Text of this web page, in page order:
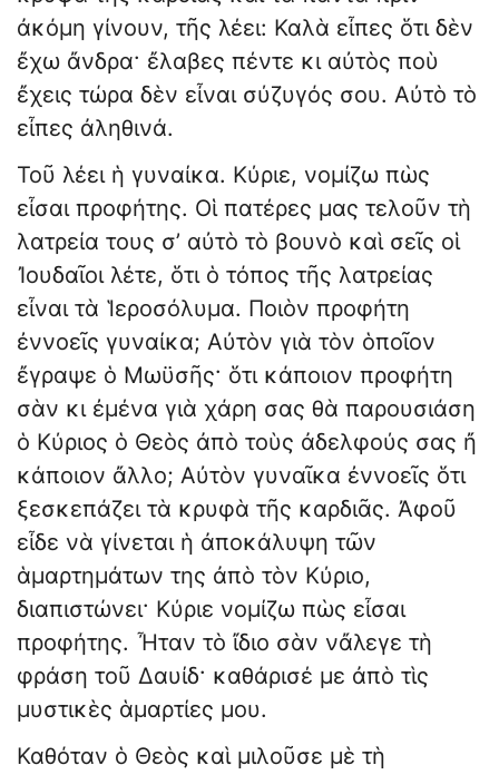
ἀκόμη γίνουν, τῆς λέει: Καλὰ εἶπες ὅτι δὲν
ἔχω ἄνδρα· ἔλαβες πέντε κι αὐτὸς ποὺ
ἔχεις τώρα δὲν εἶναι σύζυγός σου. Αὐτὸ τὸ
εἶπες ἀληθινά.
Τοῦ λέει ἡ γυναίκα. Κύριε, νομίζω πὼς
εἶσαι προφήτης. Οἱ πατέρες μας τελοῦν τὴ
λατρεία τους σ’ αὐτὸ τὸ βουνὸ καὶ σεῖς οἱ
Ἰουδαῖοι λέτε, ὅτι ὁ τόπος τῆς λατρείας
εἶναι τὰ Ἱεροσόλυμα. Ποιὸν προφήτη
ἐννοεῖς γυναίκα; Αὐτὸν γιὰ τὸν ὁποῖον
ἔγραψε ὁ Μωϋσῆς· ὅτι κάποιον προφήτη
σὰν κι ἐμένα γιὰ χάρη σας θὰ παρουσιάση
ὁ Κύριος ὁ Θεὸς ἀπὸ τοὺς ἀδελφούς σας ἤ
κάποιον ἄλλο; Αὐτὸν γυναῖκα ἐννοεῖς ὅτι
ξεσκεπάζει τὰ κρυφὰ τῆς καρδιᾶς. Ἀφοῦ
εἶδε νὰ γίνεται ἡ ἀποκάλυψη τῶν
ἁμαρτημάτων της ἀπὸ τὸν Κύριο,
διαπιστώνει· Κύριε νομίζω πὼς εἶσαι
προφήτης. Ἦταν τὸ ἴδιο σὰν νἄλεγε τὴ
φράση τοῦ Δαυίδ· καθάρισέ με ἀπὸ τὶς
μυστικὲς ἁμαρτίες μου.
Καθόταν ὁ Θεὸς καὶ μιλοῦσε μὲ τὴ